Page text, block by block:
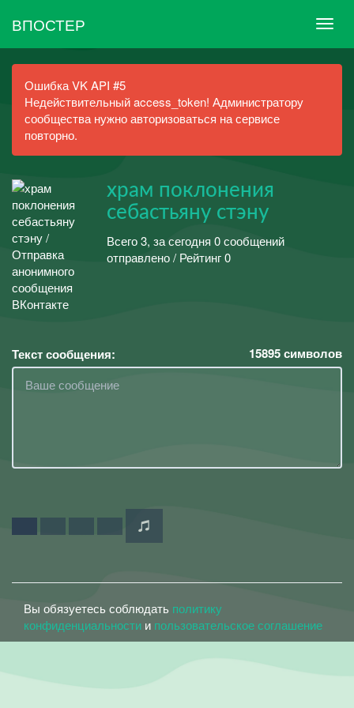
ВПОСТЕР
Ошибка VK API #5
Недействительный access_token! Администратору
сообщества нужно авторизоваться на сервисе
повторно.
храм поклонения
себастьяну стэну
Всего 3, за сегодня 0 сообщений
отправлено / Рейтинг 0
Текст сообщения: 15895символов
Вы обязуетесь соблюдать политику
конфиденциальности и пользовательское соглашение